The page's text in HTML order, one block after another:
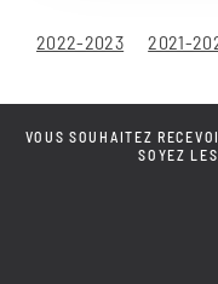
2022-2023 2021-
VOUS SOUHAITEZ
SOYEZ